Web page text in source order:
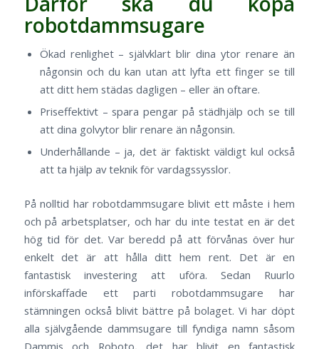
robotdammsugare
Ökad renlighet – självklart blir dina ytor renare än
någonsin och du kan utan att lyfta ett finger se till
att ditt hem städas dagligen – eller än oftare.
Priseffektivt – spara pengar på städhjälp och se till
att dina golvytor blir renare än någonsin.
Underhållande – ja, det är faktiskt väldigt kul också
att ta hjälp av teknik för vardagssysslor.
På nolltid har robotdammsugare blivit ett måste i hem
och på arbetsplatser, och har du inte testat en är det
hög tid för det. Var beredd på att förvånas över hur
enkelt det är att hålla ditt hem rent. Det är en
fantastisk investering att uföra. Sedan Ruurlo
införskaffade ett parti robotdammsugare har
stämningen också blivit bättre på bolaget. Vi har döpt
alla självgående dammsugare till fyndiga namn såsom
Dammis och Roboto, det har blivit en fantastisk